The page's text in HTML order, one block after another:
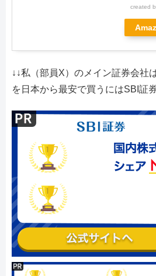
created
↓↓私（部員X）のメイン証券会社
を日本から最安で買うにはSBI証